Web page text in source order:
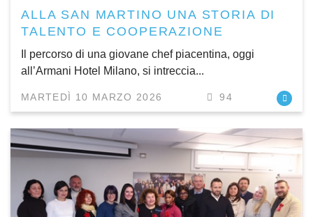
ALLA SAN MARTINO UNA STORIA DI
TALENTO E COOPERAZIONE
Il percorso di una giovane chef piacentina, oggi
all’Armani Hotel Milano, si intreccia...
MARTEDÌ 10 MARZO 2026 94